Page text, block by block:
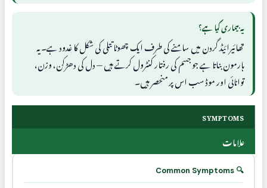
یہ بیماری کیا ہے؟
تھائیرائیڈ گردن میں سامنے کی طرف ایک چھوٹا تتلی کی شکل کا غدود ہے۔ یہ
ہارمون بناتا ہے جو جسم کی رفتار کنٹرول کرتے ہیں — دل کی دھڑکن، وزن،
توانائی اور موڈ سب اس پر منحصر ہیں۔
SYMPTOMS
علامات
🔍 Common Symptoms